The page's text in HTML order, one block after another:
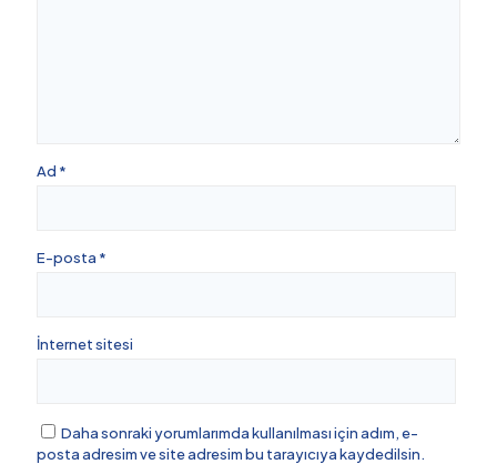
Ad *
E-posta *
İnternet sitesi
Daha sonraki yorumlarımda kullanılması için adım, e-
posta adresim ve site adresim bu tarayıcıya kaydedilsin.